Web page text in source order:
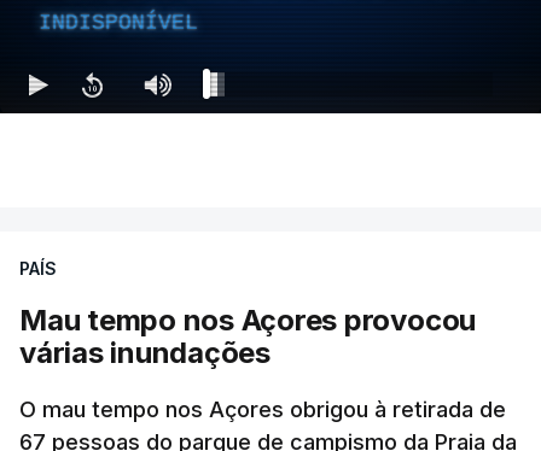
INDISPONÍVEL
PAÍS
Mau tempo nos Açores provocou
várias inundações
O mau tempo nos Açores obrigou à retirada de
67 pessoas do parque de campismo da Praia da